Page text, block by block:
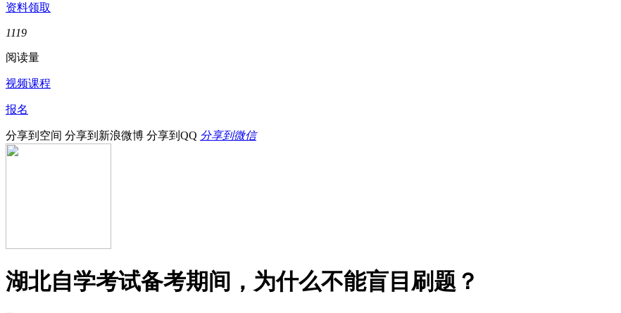
资料领取
1119
阅读量
视频课程
报名
分享到空间 分享到新浪微博 分享到QQ 分享到微信
湖北自学考试备考期间，为什么不能盲目刷题？